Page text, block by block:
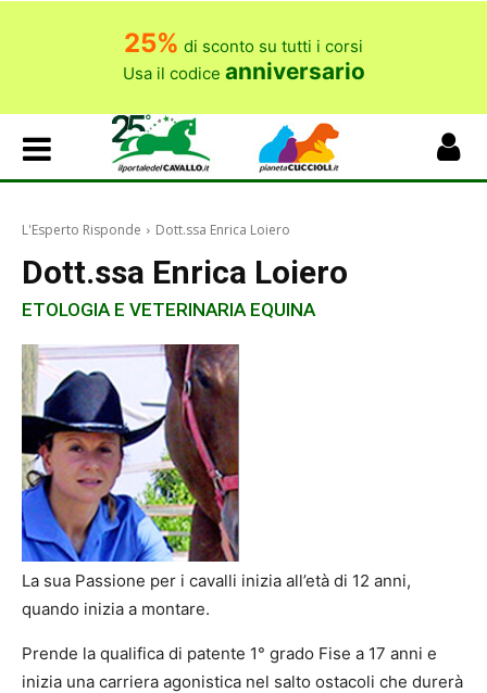
25% di sconto su tutti i corsi
Usa il codice anniversario
L'Esperto Risponde Dott.ssa Enrica Loiero
Dott.ssa Enrica Loiero
ETOLOGIA E VETERINARIA EQUINA
La sua Passione per i cavalli inizia all’età di 12 anni,
quando inizia a montare.
Prende la qualifica di patente 1° grado Fise a 17 anni e
inizia una carriera agonistica nel salto ostacoli che durerà